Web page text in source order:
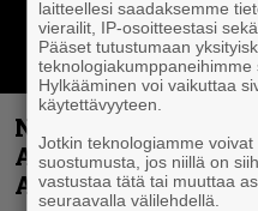
Näin lähtee
Accept – menossa
Anthrax- ja Korn-
laitteellesi saadaksemme
vierailit, IP-osoitteestasi
Pääset tutustumaan
teknologiakumppaneihimme
Hylkääminen voi vaikuttaa
käytettävyyteen.
Jotkin teknologiamme
suostumusta, jos niillä on
vastustaa tätä tai muuttaa
seuraavalla välilehdellä.